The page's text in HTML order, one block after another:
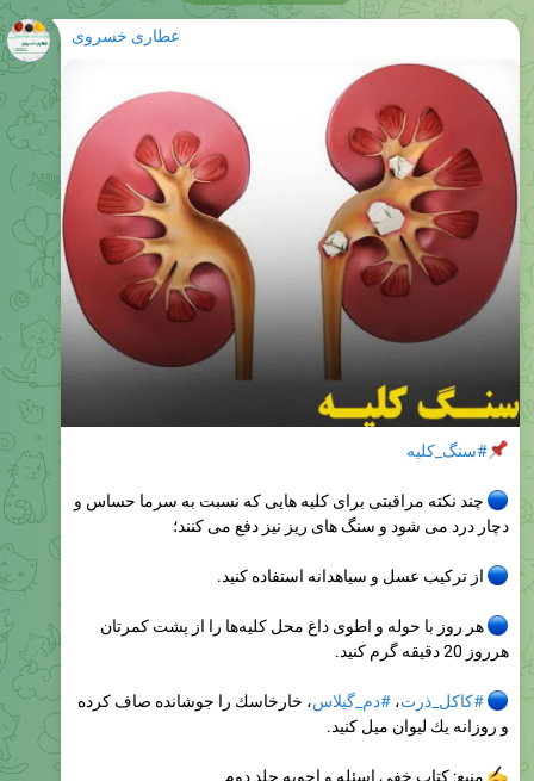
عطاری خسروی
#سنگ_کلیه
چند نکته مراقبتی برای کلیه هایی که نسبت به سرما حساس و
دچار درد می شود و سنگ های ریز نیز دفع می کنند؛
از ترکیب عسل و سیاهدانه استفاده کنید.
هر روز با حوله و اطوی داغ محل کلیه‌ها را از پشت کمرتان
هرروز 20 دقيقه گرم کنید.
#كاكل_ذرت،#دم_گيلاس، خارخاسك را جوشانده صاف كرده
و روزانه يك ليوان ميل كنيد.
منبع: کتاب خفی اسئله و اجوبه جلد دوم